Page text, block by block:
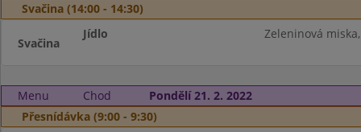
Svačina (14:00 - 14:30)
Svačina
Jídlo Zeleninová
Menu Chod
Pondělí 21. 2. 2022
Přesnídávka (9:00 - 9:30)